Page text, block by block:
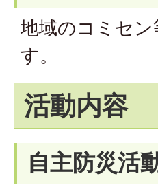
地域のコミセ
す。
活動内容
自主防災活